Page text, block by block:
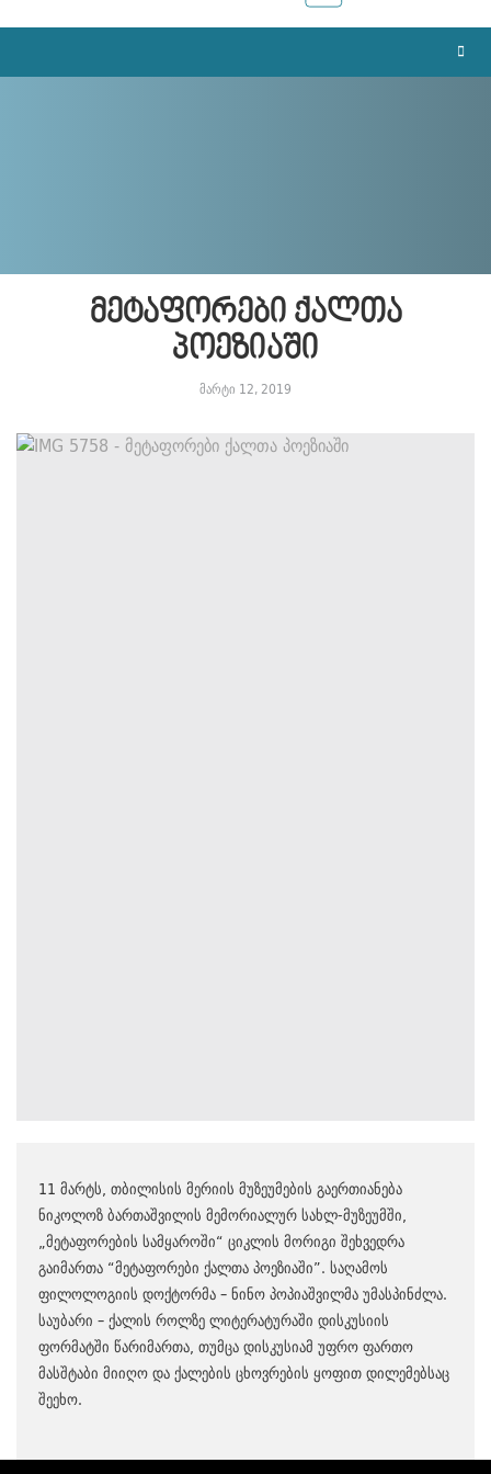
მეტაფორები ქალთა
პოეზიაში
მარტი 12, 2019
11 მარტს, თბილისის მერიის მუზეუმების გაერთიანება
ნიკოლოზ ბართაშვილის მემორიალურ სახლ-მუზეუმში,
„მეტაფორების სამყაროში“ ციკლის მორიგი შეხვედრა
გაიმართა “მეტაფორები ქალთა პოეზიაში”. საღამოს
ფილოლოგიის დოქტორმა – ნინო პოპიაშვილმა უმასპინძლა.
საუბარი – ქალის როლზე ლიტერატურაში დისკუსიის
ფორმატში წარიმართა, თუმცა დისკუსიამ უფრო ფართო
მასშტაბი მიიღო და ქალების ცხოვრების ყოფით დილემებსაც
შეეხო.